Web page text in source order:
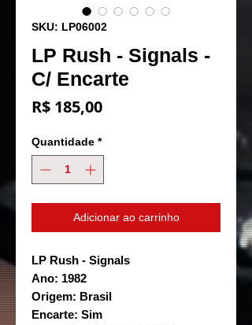
SKU: LP06002
LP Rush - Signals -
C/ Encarte
R$ 185,00Preço
Quantidade *
Adicionar ao carrinho
LP Rush - Signals
Ano: 1982
Origem: Brasil
Encarte: Sim